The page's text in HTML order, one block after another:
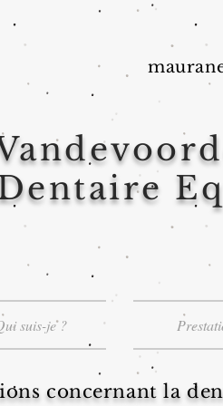
concernant la
suis-je ?